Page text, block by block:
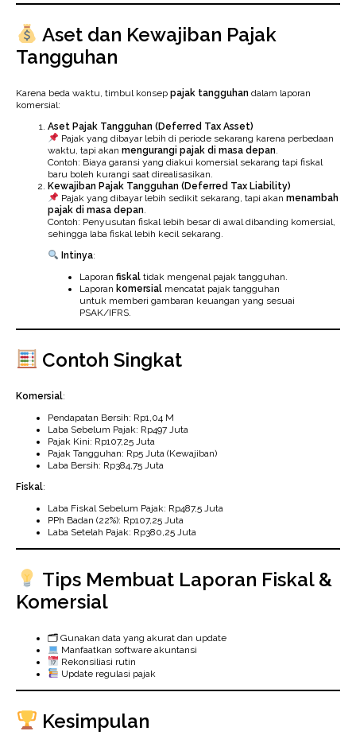
Aset dan Kewajiban Pajak
Tangguhan
Karena beda waktu, timbul konsep pajak tangguhan dalam laporan
komersial:
Aset Pajak Tangguhan (Deferred Tax Asset)
Pajak yang dibayar lebih di periode sekarang karena perbedaan
waktu, tapi akan mengurangi pajak di masa depan
Contoh: Biaya garansi yang diakui komersial sekarang tapi fiskal
baru boleh kurangi saat direalisasikan.
Kewajiban Pajak Tangguhan (Deferred Tax Liability)
Pajak yang dibayar lebih sedikit sekarang, tapi akan menambah
pajak di masa depan
Contoh: Penyusutan fiskal lebih besar di awal dibanding komersial,
sehingga laba fiskal lebih kecil sekarang.
Intinya:
Laporan fiskal tidak mengenal pajak tangguhan.
Laporan komersial mencatat pajak tangguhan
untuk memberi gambaran keuangan yang sesuai
PSAK/IFRS.
Contoh Singkat
Komersial:
Pendapatan Bersih: Rp1,04 M
Laba Sebelum Pajak: Rp497 Juta
Pajak Kini: Rp107,25 Juta
Pajak Tangguhan: Rp5 Juta (Kewajiban)
Laba Bersih: Rp384,75 Juta
Fiskal:
Laba Fiskal Sebelum Pajak: Rp487,5 Juta
PPh Badan (22%): Rp107,25 Juta
Laba Setelah Pajak: Rp380,25 Juta
Tips Membuat Laporan Fiskal &
Komersial
🗂 Gunakan data yang akurat dan update
Manfaatkan software akuntansi
Rekonsiliasi rutin
Update regulasi pajak
Kesimpulan